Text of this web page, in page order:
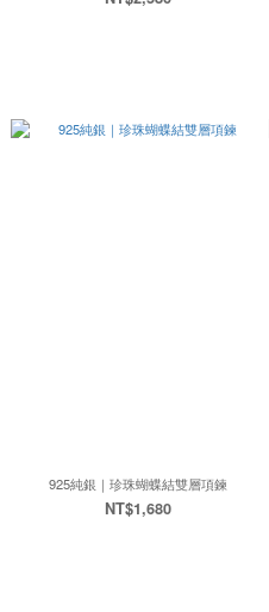
925純銀｜珍珠蝴蝶結雙層項鍊
NT$1,680